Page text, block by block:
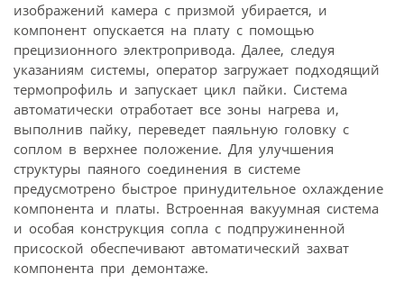
изображений камера с призмой убирается, и
компонент опускается на плату с помощью
прецизионного электропривода. Далее, следуя
указаниям системы, оператор загружает подходящий
термопрофиль и запускает цикл пайки. Система
автоматически отработает все зоны нагрева и,
выполнив пайку, переведет паяльную головку с
соплом в верхнее положение. Для улучшения
структуры паяного соединения в системе
предусмотрено быстрое принудительное охлаждение
компонента и платы. Встроенная вакуумная система
и особая конструкция сопла с подпружиненной
присоской обеспечивают автоматический захват
компонента при демонтаже.